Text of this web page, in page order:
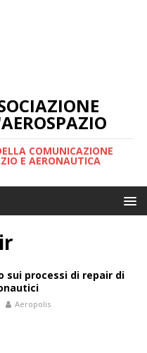
COMUNICAZIONE
E AERONAUTICA
sui processi di repair di
Aeropolis